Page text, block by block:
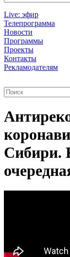
Live: эфир
Телепрограмма
Новости
Программы
Проекты
Контакты
Рекламодателям
Сибири.